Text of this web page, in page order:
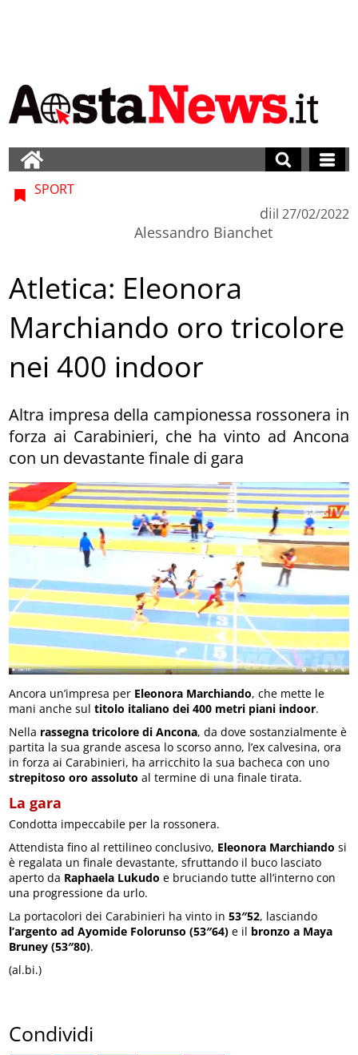
SPORT
di
Alessandro Bianchet
il 27/02/2022
Atletica: Eleonora
Marchiando oro tricolore
nei 400 indoor
Altra impresa della campionessa rossonera in
forza ai Carabinieri, che ha vinto ad Ancona
con un devastante finale di gara
Ancora un’impresa per Eleonora Marchiando, che mette le
mani anche sultitolo italiano dei 400 metri piani indoor.
Nella rassegna tricolore di Ancona, da dove sostanzialmente è
partita la sua grande ascesa lo scorso anno, l’ex calvesina, ora
in forza ai Carabinieri, ha arricchito la sua bacheca con uno
strepitoso oro assoluto al termine di una finale tirata.
La gara
Condotta impeccabile per la rossonera.
Attendista fino al rettilineo conclusivo, Eleonora Marchiando si
è regalata un finale devastante, sfruttando il buco lasciato
aperto da Raphaela Lukudo e bruciando tutte all’interno con
una progressione da urlo.
La portacolori dei Carabinieri ha vinto in53″52, lasciando
l’argento ad Ayomide Folorunso (53″64) e il bronzo a Maya
Bruney (53″80).
(al.bi.)
Condividi